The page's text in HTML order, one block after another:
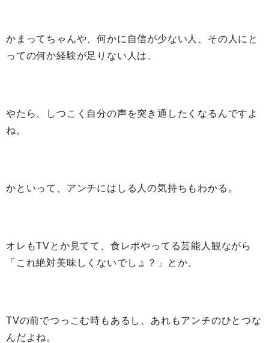
かまってちゃんや、何かに自信が少ない人、その人にと
っての何か経験が足りない人は、
やたら、しつこく自分の声を突き通したくなるんですよ
ね。
かといって、アンチにはしる人の気持ちもわかる。
オレもTVとか見てて、食レポやってる芸能人観ながら
「これ絶対美味しくないでしょ？」とか、
TVの前でつっこむ時もあるし、あれもアンチのひとつな
んだよね。